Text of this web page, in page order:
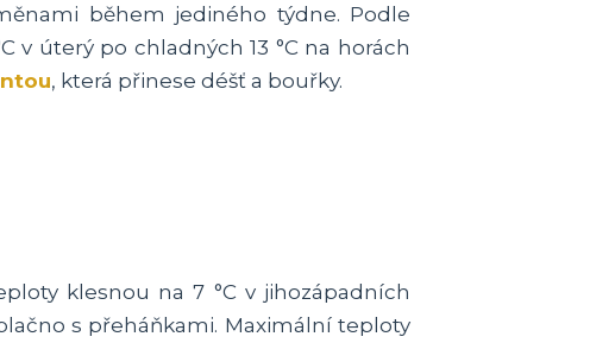
během jediného týdne. Podle
v úterý po chladných 13 °C na horách
, která přinese déšť a bouřky.
klesnou na 7 °C v jihozápadních
s přeháňkami. Maximální teploty